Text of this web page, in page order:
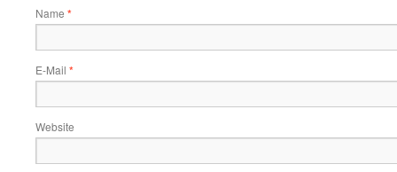
Name *
E-Mail *
Website